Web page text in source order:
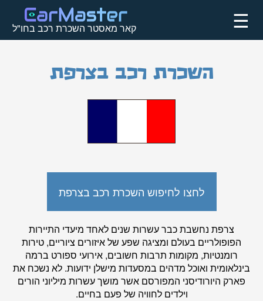
קאר מאסטר השכרת רכב בחו"ל ☰
השכרת רכב בצרפת
לחצו לחיפוש השכרת רכב בצרפת
צרפת נחשבת כבר עשרות שנים לאחד מיעדי התיירות
הפופולריים בעולם ומציגה שפע של איזורים ציוריים, טירות
רומנטיות, מקומות תרבות חשובים, אירועי ספורט ברמה
בינלאומית ואוכל מדהים במסעדות מישלן ידועות. לא נשכח את
פארק היורודיסני המפורסם אשר מושך עשרות מיליוני הורים
וילדים לחוויה של פעם בחיים.